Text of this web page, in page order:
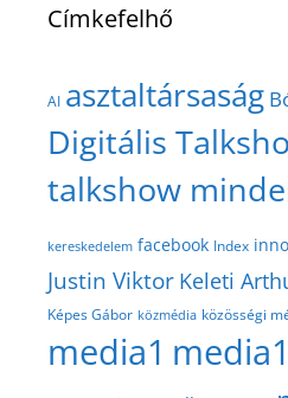
Címkefelhő
AI asztaltársaság
Digitális
talkshow
kereskedelem facebook Index
Justin Viktor Keleti
Képes Gábor közmédia közösségi
media1